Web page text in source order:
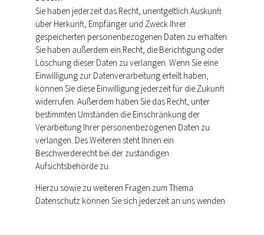
Sie haben jederzeit das Recht, unentgeltlich Auskunft
über Herkunft, Empfänger und Zweck Ihrer
gespeicherten personenbezogenen Daten zu erhalten.
Sie haben außerdem ein Recht, die Berichtigung oder
Löschung dieser Daten zu verlangen. Wenn Sie eine
Einwilligung zur Datenverarbeitung erteilt haben,
können Sie diese Einwilligung jederzeit für die Zukunft
widerrufen. Außerdem haben Sie das Recht, unter
bestimmten Umständen die Einschränkung der
Verarbeitung Ihrer personenbezogenen Daten zu
verlangen. Des Weiteren steht Ihnen ein
Beschwerderecht bei der zuständigen
Aufsichtsbehörde zu.
Hierzu sowie zu weiteren Fragen zum Thema
Datenschutz können Sie sich jederzeit an uns wenden.